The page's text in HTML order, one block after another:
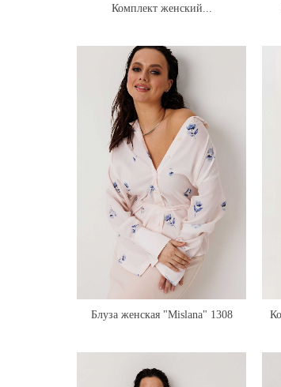
Комплект женский...
Блуза женская "Mislana" 1308